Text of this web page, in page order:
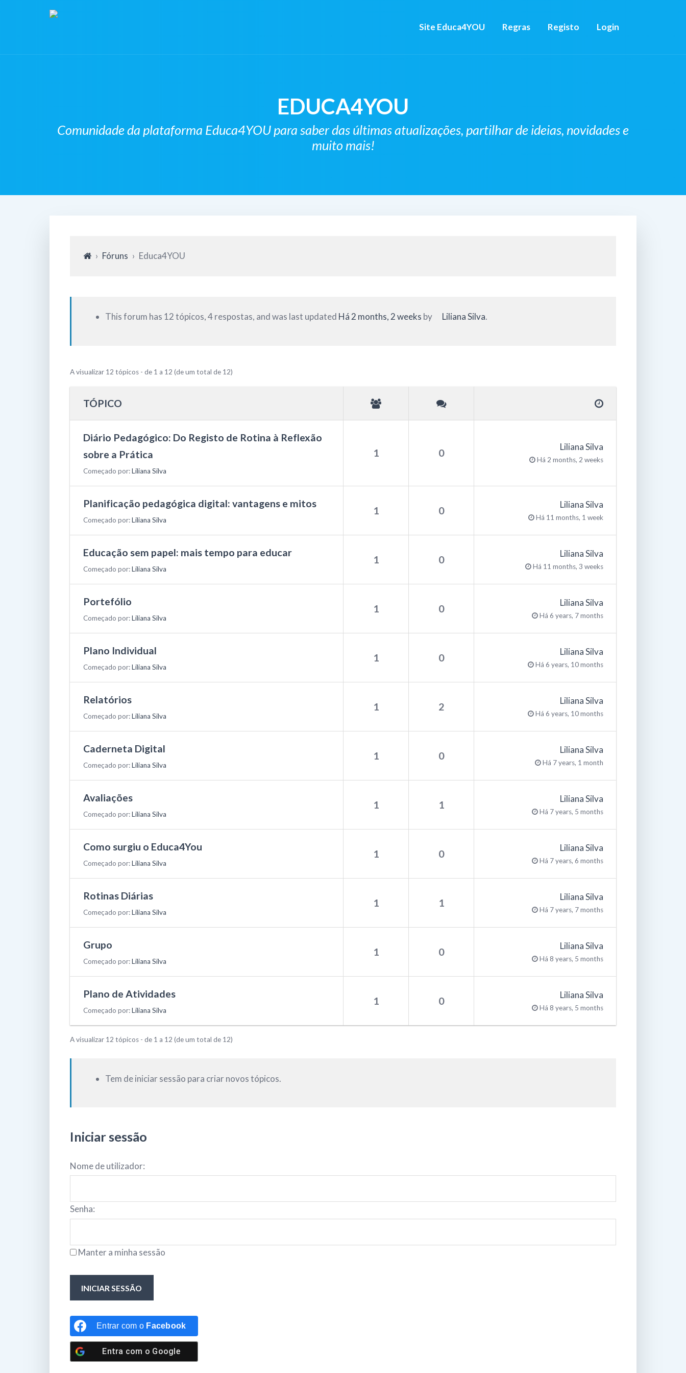
Site Educa4YOU Regras Registo Login
EDUCA4YOU
Comunidade da plataforma Educa4YOU para saber das últimas atualizações, partilhar de ideias, novidades e
muito mais!
› Fóruns › Educa4YOU
This forum has 12 tópicos, 4 respostas, and was last updated Há 2 months, 2 weeks by Liliana Silva.
A visualizar 12 tópicos - de 1 a 12 (de um total de 12)
TÓPICO
Diário Pedagógico: Do Registo de Rotina à Reflexão
sobre a Prática
Começado por:Liliana Silva
1 0
Liliana Silva
Há 2 months, 2 weeks
Planificação pedagógica digital: vantagens e mitos
Começado por:Liliana Silva
1 0
Liliana Silva
Há 11 months, 1 week
Educação sem papel: mais tempo para educar
Começado por:Liliana Silva
1 0
Liliana Silva
Há 11 months, 3 weeks
Portefólio
Começado por:Liliana Silva
1 0
Liliana Silva
Há 6 years, 7 months
Plano Individual
Começado por:Liliana Silva
1 0
Liliana Silva
Há 6 years, 10 months
Relatórios
Começado por:Liliana Silva
1 2
Liliana Silva
Há 6 years, 10 months
Caderneta Digital
Começado por:Liliana Silva
1 0
Liliana Silva
Há 7 years, 1 month
Avaliações
Começado por:Liliana Silva
1 1
Liliana Silva
Há 7 years, 5 months
Como surgiu o Educa4You
Começado por:Liliana Silva
1 0
Liliana Silva
Há 7 years, 6 months
Rotinas Diárias
Começado por:Liliana Silva
1 1
Liliana Silva
Há 7 years, 7 months
Grupo
Começado por:Liliana Silva
1 0
Liliana Silva
Há 8 years, 5 months
Plano de Atividades
Começado por:Liliana Silva
1 0
Liliana Silva
Há 8 years, 5 months
A visualizar 12 tópicos - de 1 a 12 (de um total de 12)
Tem de iniciar sessão para criar novos tópicos.
Iniciar sessão
Nome de utilizador:
Senha:
Manter a minha sessão
INICIAR SESSÃO
Entrar com o Facebook
Entra com o Google